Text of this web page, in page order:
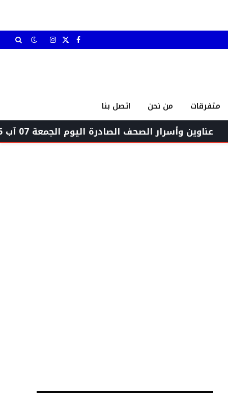
فيسبوك
X الانستغرام
متفرقات من نحن اتصل بنا
الصحف الصادرة اليوم الجمعة 07 آب 2026